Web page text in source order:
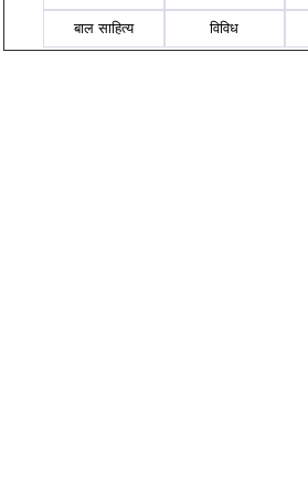
बाल साहित्य विविध